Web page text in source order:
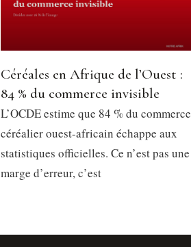
Céréales en Afrique de l’Ouest :
84 % du commerce invisible
L’OCDE estime que 84 % du commerce
céréalier ouest-africain échappe aux
statistiques officielles. Ce n’est pas une
marge d’erreur, c’est